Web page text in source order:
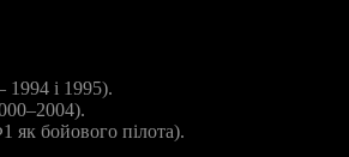
і 1995).
як бойового пілота).